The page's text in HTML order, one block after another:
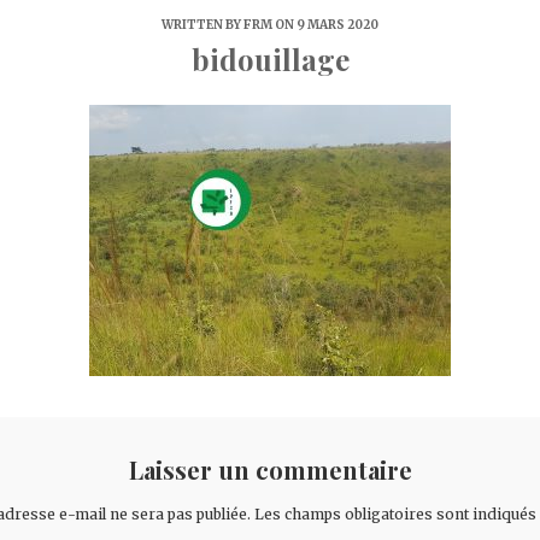
WRITTEN BYFRM ON 9 MARS 2020
bidouillage
Laisser un commentaire
e-mail ne sera pas publiée. Les champs obligatoires sont indiqués